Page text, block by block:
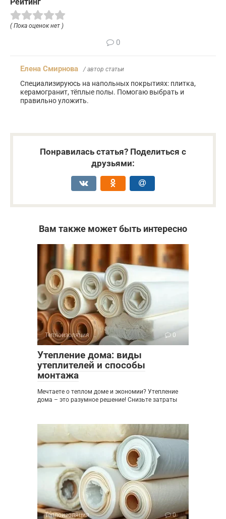
( Пока оценок нет )
0
Елена Смирнова / автор статьи
Специализируюсь на напольных покрытиях: плитка,
керамогранит, тёплые полы. Помогаю выбрать и
правильно уложить.
Понравилась статья? Поделиться с
друзьями:
Вам также может быть интересно
Теплоизоляция 0
Утепление дома: виды
утеплителей и способы
монтажа
Мечтаете о теплом доме и экономии? Утепление
дома – это разумное решение! Снизьте затраты
Теплоизоляция 0